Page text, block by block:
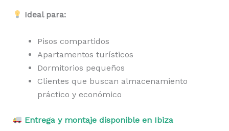
Ideal para:
Pisos compartidos
Apartamentos turísticos
Dormitorios pequeños
Clientes que buscan almacenamiento
práctico y económico
Entrega y montaje disponible en Ibiza